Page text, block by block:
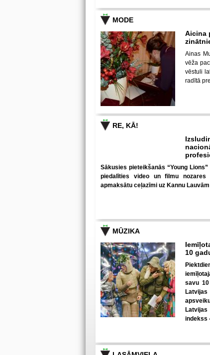
MODE
Aicina
Ainas
vēža
vēstuli
radītā
RE, KĀ!
Sākusies pieteikšanās “Young
piedalīties video un filmu nozares
apmaksātu ceļazīmi uz Kannu
MŪZIKA
10
savu
indekss